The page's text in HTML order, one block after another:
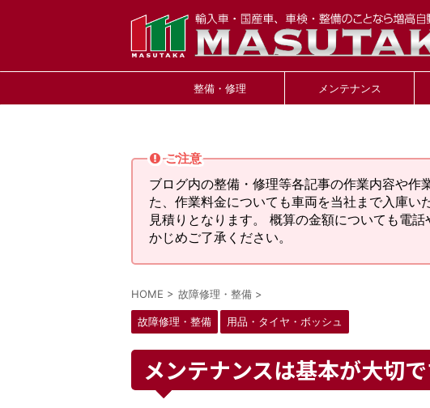
整備・修理 メンテナンス
ご注意
ブログ内の整備・修理等各記事の作業内容や作
た、作業料金についても車両を当社まで入庫い
見積りとなります。 概算の金額についても電
かじめご了承ください。
HOME > 故障修理・整備 >
故障修理・整備 用品・タイヤ・ボッシュ
メンテナンスは基本が大切で